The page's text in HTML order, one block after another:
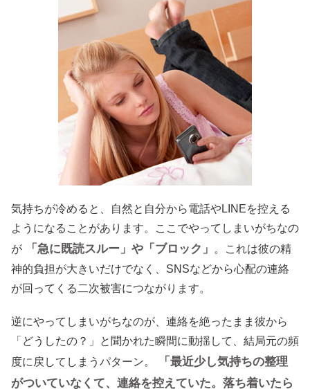
気持ちが冷めると、自然と自分から電話やLINEを控える
ようになることがあります。ここでやってしまいがちなの
が
「急に既読スルー」や「ブロック」 。これは彼の精
神的負担が大きいだけでなく、SNSなどから心配の連絡
が回ってくる二次被害につながります。
逆にやってしまいがちなのが、連絡を絶ったまま彼から
「どうしたの？」と聞かれた瞬間に動揺して、結局元の頻
度に戻してしまうパターン。
「最近少し気持ちの整理
がついていなくて、連絡を控えていた。落ち着いたら